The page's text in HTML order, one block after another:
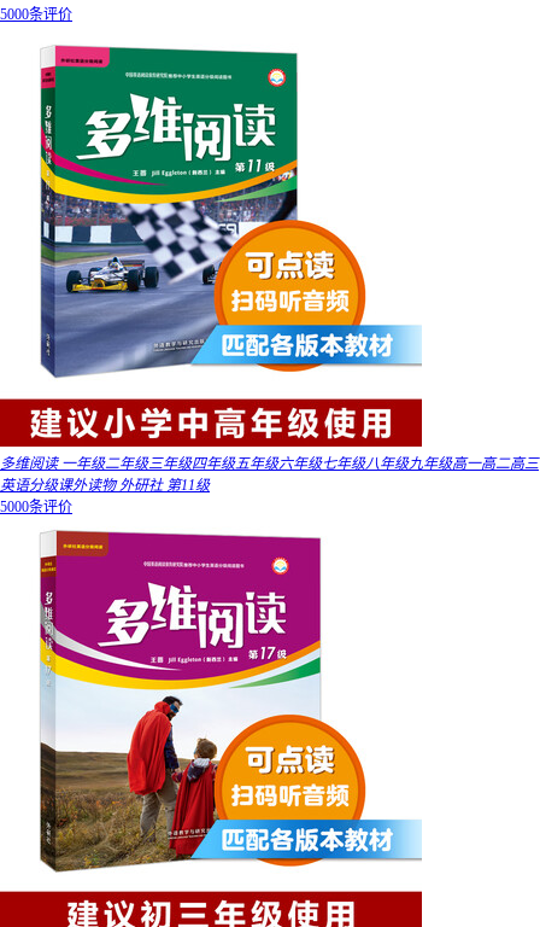
5000条评价
多维阅读 一年级二年级三年级四年级五年级六年级七年级八年级九年级高一高二高三
英语分级课外读物 外研社 第11级
5000条评价